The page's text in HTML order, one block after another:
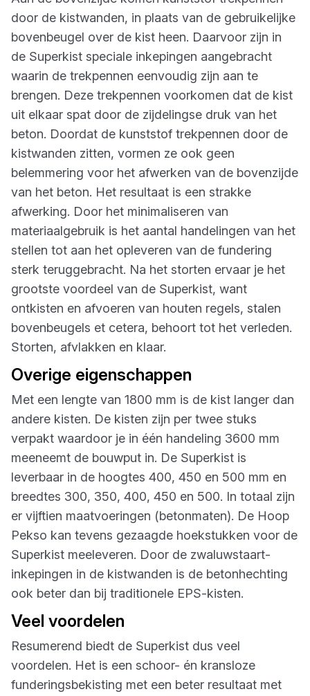
door de kistwanden, in plaats van de gebruikelijke
bovenbeugel over de kist heen. Daarvoor zijn in
de Superkist speciale inkepingen aangebracht
waarin de trekpennen eenvoudig zijn aan te
brengen. Deze trekpennen voorkomen dat de kist
uit elkaar spat door de zijdelingse druk van het
beton. Doordat de kunststof trekpennen door de
kistwanden zitten, vormen ze ook geen
belemmering voor het afwerken van de bovenzijde
van het beton. Het resultaat is een strakke
afwerking. Door het minimaliseren van
materiaalgebruik is het aantal handelingen van het
stellen tot aan het opleveren van de fundering
sterk teruggebracht. Na het storten ervaar je het
grootste voordeel van de Superkist, want
ontkisten en afvoeren van houten regels, stalen
bovenbeugels et cetera, behoort tot het verleden.
Storten, afvlakken en klaar.
Overige eigenschappen
Met een lengte van 1800 mm is de kist langer dan
andere kisten. De kisten zijn per twee stuks
verpakt waardoor je in één handeling 3600 mm
meeneemt de bouwput in. De Superkist is
leverbaar in de hoogtes 400, 450 en 500 mm en
breedtes 300, 350, 400, 450 en 500. In totaal zijn
er vijftien maatvoeringen (betonmaten). De Hoop
Pekso kan tevens gezaagde hoekstukken voor de
Superkist meeleveren. Door de zwaluwstaart-
inkepingen in de kistwanden is de betonhechting
ook beter dan bij traditionele EPS-kisten.
Veel voordelen
Resumerend biedt de Superkist dus veel
voordelen. Het is een schoor- én kransloze
funderingsbekisting met een beter resultaat met